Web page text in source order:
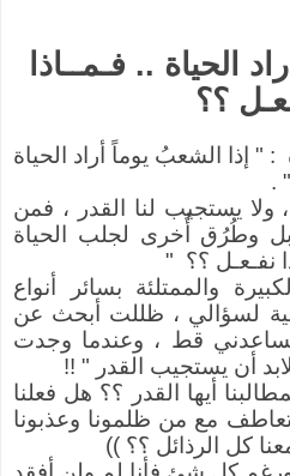
الحياة .. فـمــاذا
؟؟
" إذا الشعبُ يوماً أراد الحياة
.
، ولا يستجيب لنا القدر ، فمن
بل وطُرُق أُخرى لجلب الحياة
نفـعـل ؟؟ "
والممتلئة بسائر أنواع
لسؤالي ، ظللت أبحث عن
قط ، وعندما وجدت
أن يستجيب القدر " !!
أيها القدر ؟؟ هل فعلنا
مع من ظلمونا وعذبونا
كل الرذائل ؟؟ ))